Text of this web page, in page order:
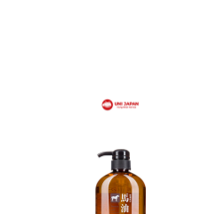
và massage nhẹ nhàng